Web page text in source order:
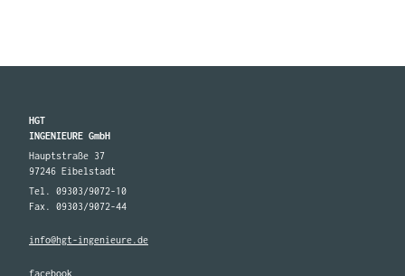
HGT
INGENIEURE GmbH
Hauptstraße 37
97246 Eibelstadt
Tel. 09303/9072-10
Fax. 09303/9072-44
info@hgt-ingenieure.de
facebook